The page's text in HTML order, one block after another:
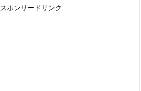
スポンサードリンク